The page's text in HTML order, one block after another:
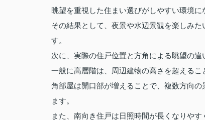
眺望を重視した住まい選びがしやすい環境に
その結果として、夜景や水辺景観を楽しみ
す。
次に、実際の住戸位置と方角による眺望の違
一般に高層階は、周辺建物の高さを超える
角部屋は開口部が増えることで、複数方向
ます。
また、南向き住戸は日照時間が長くなりや